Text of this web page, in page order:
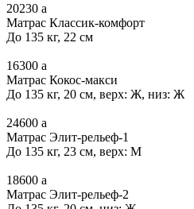
20230 a
Матрас Классик-комфорт
До 135 кг, 22 см
16300 a
Матрас Кокос-макси
До 135 кг, 20 см, верх: Ж, низ: Ж
24600 a
Матрас Элит-рельеф-1
До 135 кг, 23 см, верх: М
18600 a
Матрас Элит-рельеф-2